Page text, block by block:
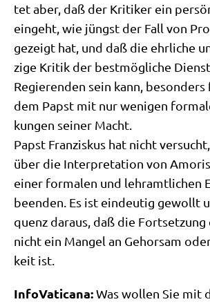
tet aber, daß der Kri­ti­ker ein
ein­geht, wie jüngst der Fall von
gezeigt hat, und daß die ehr­li­che
zi­ge Kri­tik der best­mög­li­che
Regie­ren­den sein kann,
dem Papst mit nur weni­gen
kun­gen sei­ner Macht.
Papst Fran­zis­kus hat nicht
über die Inter­pre­ta­ti­on von
einer for­ma­len und lehr­amt­li­chen
been­den. Es ist ein­deu­tig gewollt
quenz dar­aus, daß die Fort­set­zung
nicht ein Man­gel an Gehor­sam
keit ist.
Info­Va­ti­ca­na:Was wol­len Sie mit